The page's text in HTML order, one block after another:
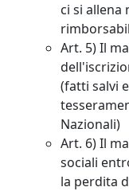
ci si allena
Art. 5) Il
(fatti salvi
Nazionali)
Art. 6) Il
sociali
la perdita